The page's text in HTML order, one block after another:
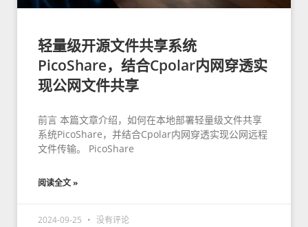
轻量级开源文件共享系统
PicoShare，结合Cpolar内网穿透实
现公网文件共享
前言 本篇文章介绍，如何在本地部署轻量级文件共享
系统PicoShare，并结合Cpolar内网穿透实现公网远程
文件传输。 PicoShare
阅读全文 »
2024-09-25 没有评论